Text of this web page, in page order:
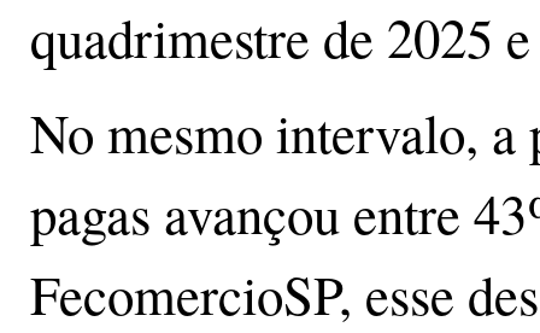
quadrimestre de 2025
No mesmo intervalo, a
pagas avançou entre
FecomercioSP, esse